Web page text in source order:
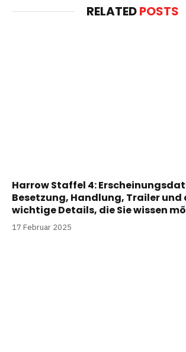
RELATEDPOSTS
Harrow Staffel 4:
Besetzung, Handlung, Trailer und
wichtige Details, die Sie wissen
17 Februar 2025